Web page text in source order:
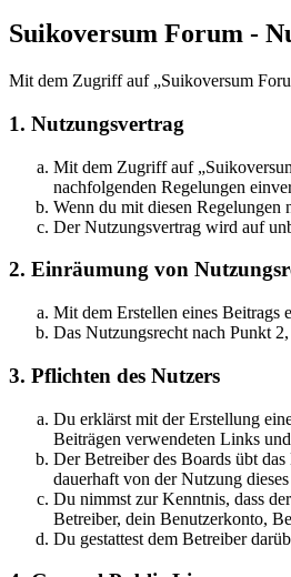
Suikoversum Forum -
Mit dem Zugriff auf „Suikoversum
1. Nutzungsvertrag
Mit dem Zugriff auf
nachfolgenden Regelungen
Wenn du mit diesen Regelungen
Der Nutzungsvertrag wird auf
2. Einräumung von
Mit dem Erstellen eines Beitrags
Das Nutzungsrecht nach Punkt
3. Pflichten des Nutzers
Du erklärst mit der Erstellung
Beiträgen verwendeten Links
Der Betreiber des Boards übt
dauerhaft von der Nutzung
Du nimmst zur Kenntnis, dass
Betreiber, dein Benutzerkonto,
Du gestattest dem Betreiber